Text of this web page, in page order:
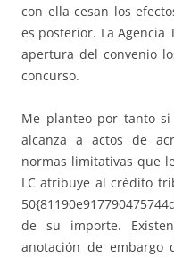
con ella cesan los
es posterior. La
apertura del convenio
concurso.
Me planteo por tanto
alcanza a actos de
normas limitativas que
LC atribuye al crédito
de su importe.
anotación de embargo